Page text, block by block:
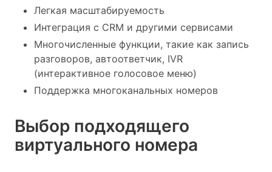
Легкая масштабируемость
Интеграция с CRM и другими сервисами
Многочисленные функции, такие как запись
разговоров, автоответчик, IVR
(интерактивное голосовое меню)
Поддержка многоканальных номеров
Выбор подходящего
виртуального номера